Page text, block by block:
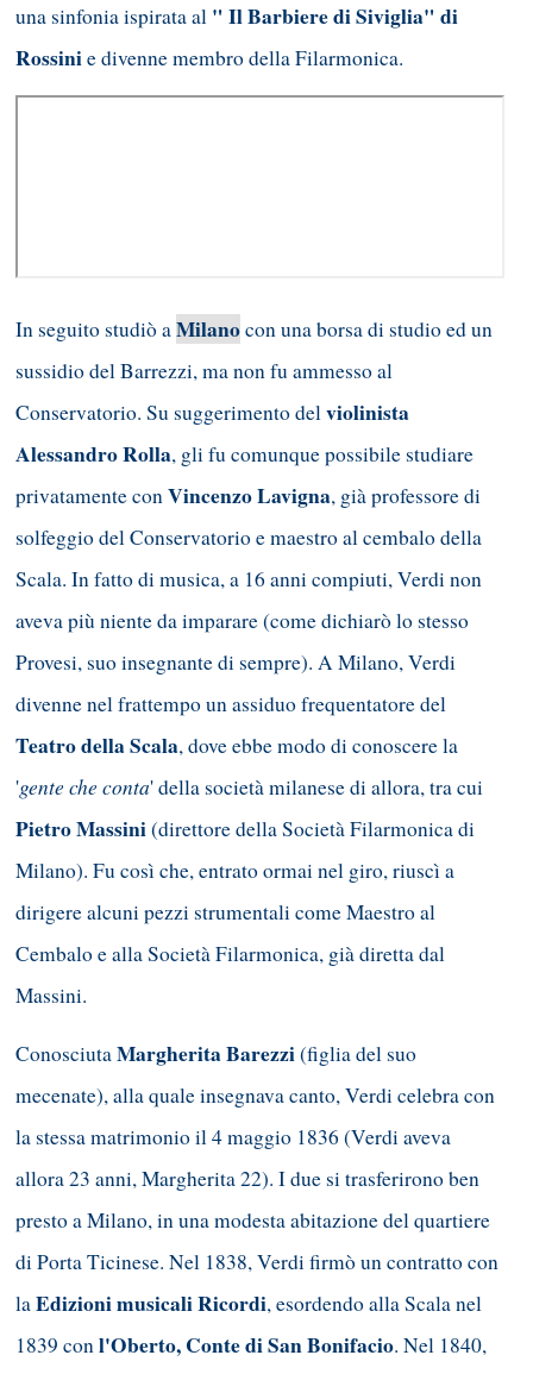
una sinfonia ispirata al " Il Barbiere di Siviglia" di
Rossinie divenne membro della Filarmonica.
In seguito studiò aMilanocon una borsa di studio ed un
sussidio del Barrezzi, ma non fu ammesso al
Conservatorio. Su suggerimento delviolinista
Alessandro Rolla, gli fu comunque possibile studiare
privatamente conVincenzo Lavigna, già professore di
solfeggio del Conservatorio e maestro al cembalo della
Scala. In fatto di musica, a 16 anni compiuti, Verdi non
aveva più niente da imparare (come dichiarò lo stesso
Provesi, suo insegnante di sempre). A Milano, Verdi
divenne nel frattempo un assiduo frequentatore del
Teatro della Scala, dove ebbe modo di conoscere la
'gente che conta' della società milanese di allora, tra cui
Pietro Massini(direttore della Società Filarmonica di
Milano). Fu così che, entrato ormai nel giro, riuscì a
dirigere alcuni pezzi strumentali come Maestro al
Cembalo e alla Società Filarmonica, già diretta dal
Massini.
ConosciutaMargherita Barezzi(figlia del suo
mecenate), alla quale insegnava canto, Verdi celebra con
la stessa matrimonio il 4 maggio 1836 (Verdi aveva
allora 23 anni, Margherita 22). I due si trasferirono ben
presto a Milano, in una modesta abitazione del quartiere
di Porta Ticinese. Nel 1838, Verdi firmò un contratto con
laEdizioni musicali Ricordi, esordendo alla Scala nel
1839 conl'Oberto, Conte di San Bonifacio. Nel 1840,